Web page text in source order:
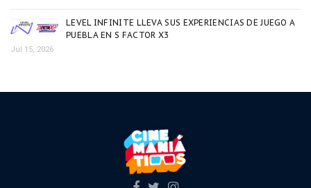
LEVEL INFINITE LLEVA SUS EXPERIENCIAS DE JUEGO A
PUEBLA EN S FACTOR X3
Jul 15, 2026